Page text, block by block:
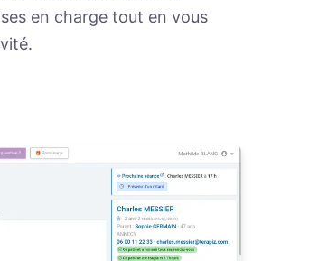
en charge tout en vous